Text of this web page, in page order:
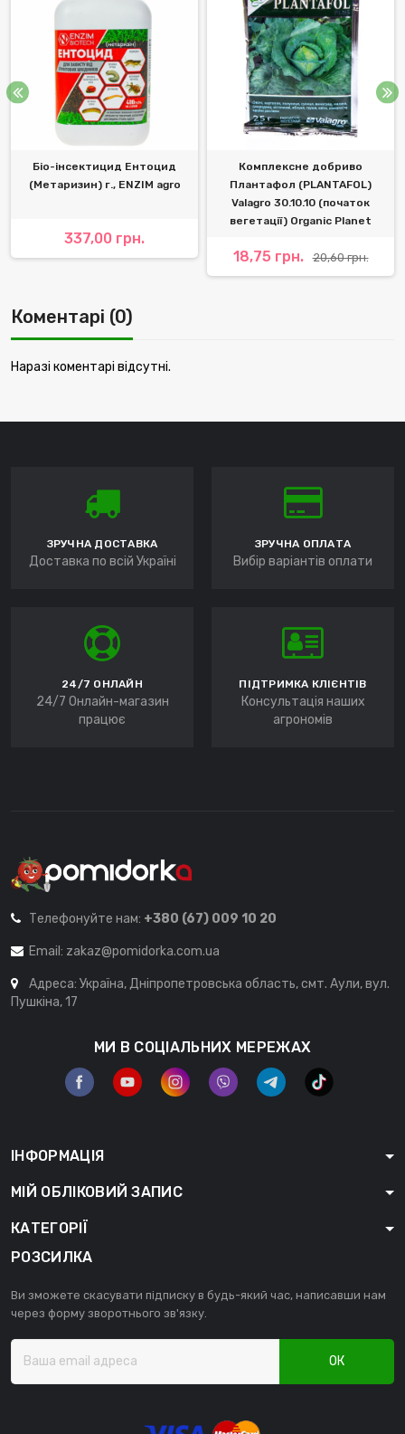
Біо-інсектицид Ентоцид
(Метаризин) г., ENZIM agro
337,00 грн.
Комплексне добриво
Плантафол (PLANTAFOL)
Valagro 30.10.10 (початок
вегетації) Organic Planet
18,75 грн. 20,60 грн.
Коментарі (0)
Наразі коментарі відсутні.
ЗРУЧНА ДОСТАВКА
Доставка по всій Україні
ЗРУЧНА ОПЛАТА
Вибір варіантів оплати
24/7 ОНЛАЙН
24/7 Онлайн-магазин
працює
ПІДТРИМКА КЛІЄНТІВ
Консультація наших
агрономів
Телефонуйте нам: +380 (67) 009 10 20
Email: zakaz@pomidorka.com.ua
Адреса: Україна, Дніпропетровська область, смт. Аули, вул.
Пушкіна, 17
МИ В СОЦІАЛЬНИХ МЕРЕЖАХ
ІНФОРМАЦІЯ
МІЙ ОБЛІКОВИЙ ЗАПИС
КАТЕГОРІЇ
РОЗСИЛКА
Ви зможете скасувати підписку в будь-який час, написавши нам
через форму зворотнього зв'язку.
ОК